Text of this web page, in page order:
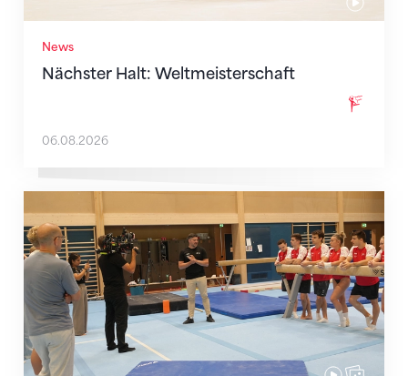
News
Nächster Halt: Weltmeisterschaft
06.08.2026
Mit klaren Zielen nach Zagreb